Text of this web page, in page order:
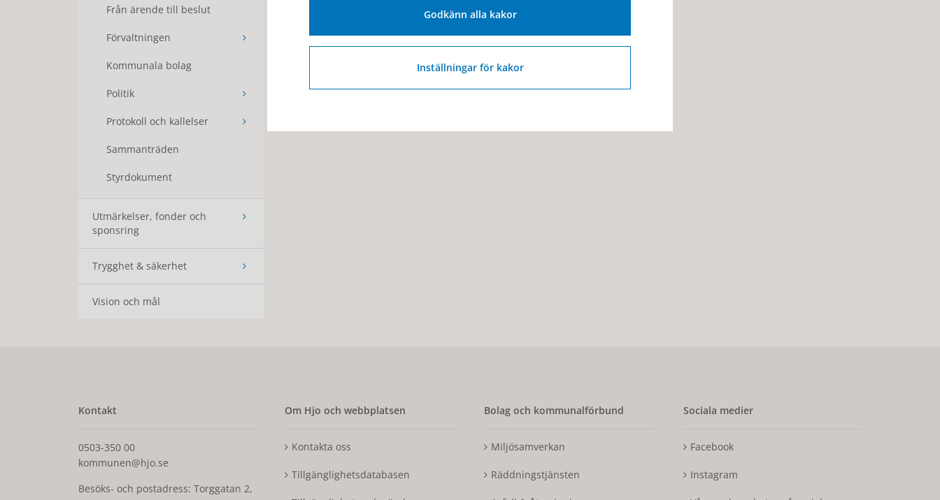
Från ärende till beslut
Förvaltningen
Kommunala bolag
Politik
Protokoll och kallelser
Sammanträden
Styrdokument
Utmärkelser, fonder och
sponsring
Trygghet & säkerhet
Vision och mål
Kontakt
0503-350 00
kommunen@hjo.se
Besöks- och postadress: Torggatan 2,
Om Hjo och webbplatsen
Kontakta oss
Tillgänglighetsdatabasen
Bolag och kommunalförbund
Miljösamverkan
Räddningstjänsten
Sociala medier
Facebook
Instagram
Godkänn alla kakor
Inställningar för kakor